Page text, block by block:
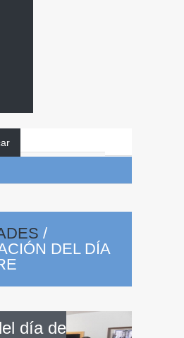
/
DEL DÍA
día de